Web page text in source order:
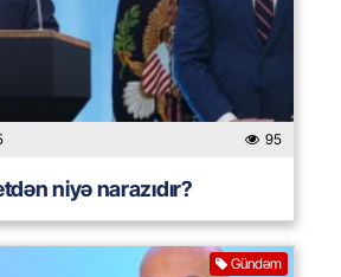
95
niyə narazıdır?
Gündəm